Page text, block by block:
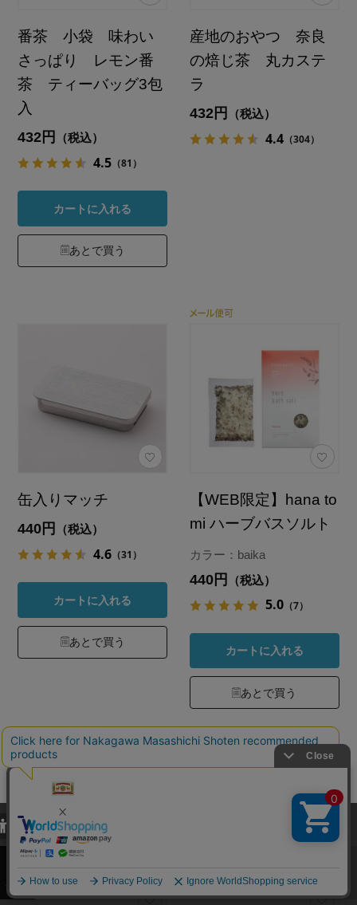
番茶 小袋 味わい
さっぱり レモン番
茶 ティーバッグ3包
入
432円 （税込）
4.5 （81）
カートに入れる
あとで買う
産地のおやつ 奈良
の焙じ茶 丸カステ
ラ
432円 （税込）
4.4 （304）
缶入りマッチ
440円 （税込）
4.6 （31）
カートに入れる
あとで買う
【WEB限定】hana to
mi ハーブバスソルト
カラー：baika
440円 （税込）
5.0 （7）
カートに入れる
あとで買う
当サイトでは、当サイト内における閲覧履歴・属性情報などの取得およ
び利便性向上のためにクッキー（Cookie）を使用いたします。詳細に
関しては「プライバシーポリシー
承諾する